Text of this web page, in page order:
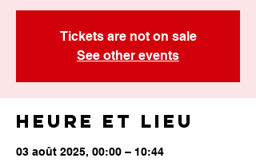
Tickets are not on sale
See other events
Heure et lieu
03 août 2025, 00:00 – 10:44